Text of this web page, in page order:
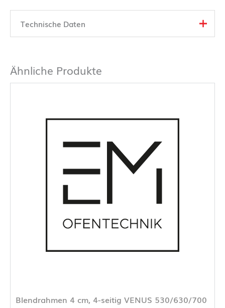
Technische Daten
Ähnliche Produkte
Blendrahmen 4 cm, 4-seitig VENUS 530/630/700